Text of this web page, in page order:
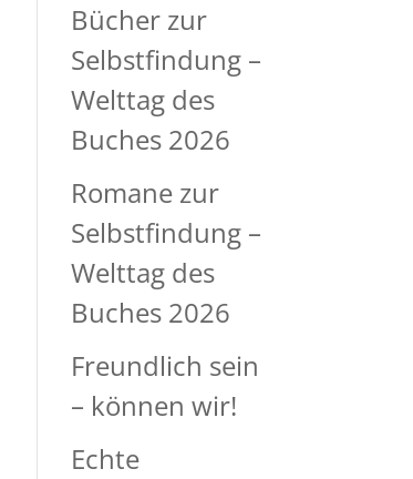
Bücher zur
Selbstfindung –
Welttag des
Buches 2026
Romane zur
Selbstfindung –
Welttag des
Buches 2026
Freundlich sein
– können wir!
Echte